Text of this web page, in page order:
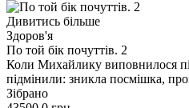
Дивитись більше
Здоров'я
По той бік почуттів. 2
Коли Михайлику виповнилося
підмінили: зникла посмішка,
Зібрано